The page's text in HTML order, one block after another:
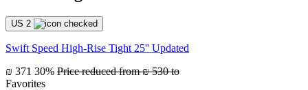
US 2
Swift Speed High-Rise Tight 25'' Updated
₪ 371 30% Price reduced from₪ 530 to
Favorites